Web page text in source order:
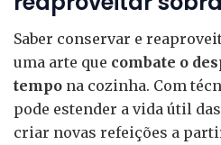
Saber conservar e
uma arte que combate o
tempo na cozinha. Com
pode estender a vida útil
criar novas refeições a